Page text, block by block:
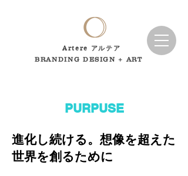
BRANDING DESIGN + ART
Artere アルテア
PURPUSE
進化し続ける。想像を超えた
世界を創るために